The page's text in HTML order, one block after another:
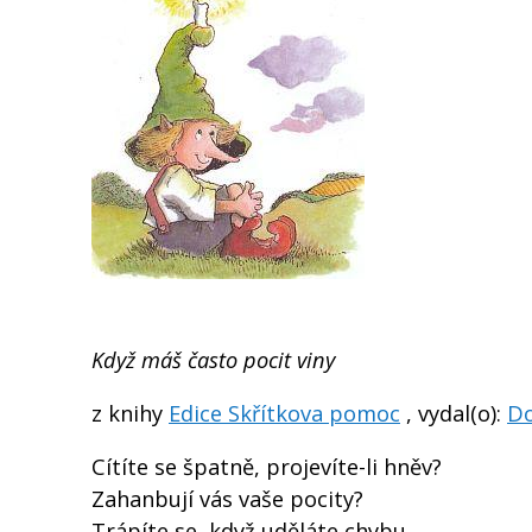
Když máš často pocit viny
z knihy Edice Skřítkova pomoc , vydal(o):
Cítíte se špatně, projevíte-li hněv?
Zahanbují vás vaše pocity?